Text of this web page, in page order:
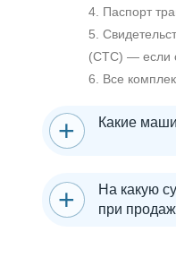
4. Паспорт
5.
(СТС) — если
6. Все
Какие
На какую
при